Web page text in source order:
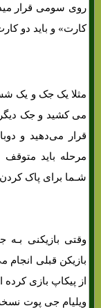
روی سومی قرار
کارت» و باید دو
مثلا یک جک و یک
می کشید و جک
قرار می‌دهید و
شـما برای پاک
وقتی بازیکنی
بازیکن قبلی
از پیکاپ بازی
ویلیام جی پوت